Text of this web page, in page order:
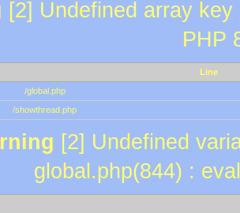
[2] Undefined array
PHP
Line
/global.php
/showthread.php
[2] Undefined
global.php(844) :